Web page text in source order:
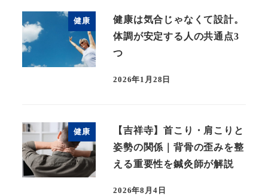
健康
健康は気合じゃなくて設計。
体調が安定する人の共通点3
つ
2026年1月28日
健康
【吉祥寺】首こり・肩こりと
姿勢の関係｜背骨の歪みを整
える重要性を鍼灸師が解説
2026年8月4日